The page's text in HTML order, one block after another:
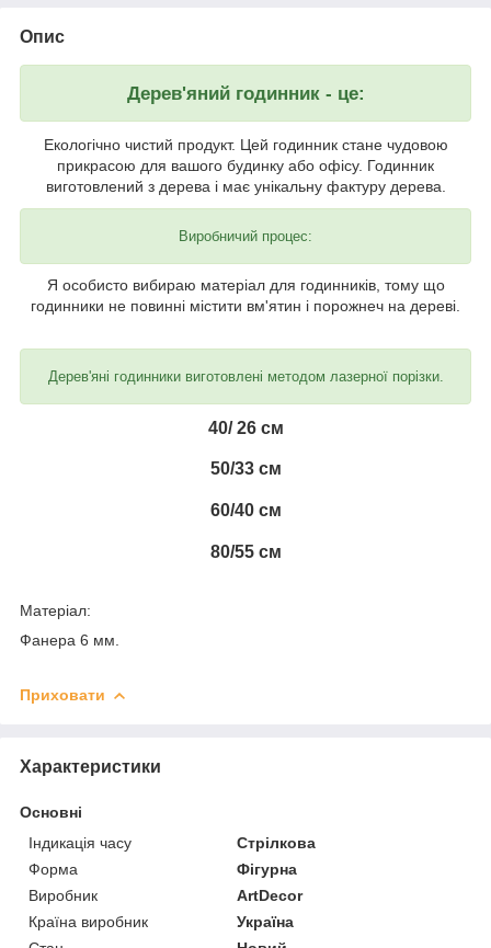
Опис
Дерев'яний годинник - це:
Екологічно чистий продукт. Цей годинник стане чудовою
прикрасою для вашого будинку або офісу. Годинник
виготовлений з дерева і має унікальну фактуру дерева.
Виробничий процес:
Я особисто вибираю матеріал для годинників, тому що
годинники не повинні містити вм'ятин і порожнеч на дереві.
Дерев'яні годинники виготовлені методом лазерної порізки.
40/ 26 см
50/33 см
60/40 см
80/55 см
Матеріал:
Фанера 6 мм.
Приховати
Характеристики
Основні
Індикація часу
Стрілкова
Форма
Фігурна
Виробник
ArtDecor
Країна виробник
Україна